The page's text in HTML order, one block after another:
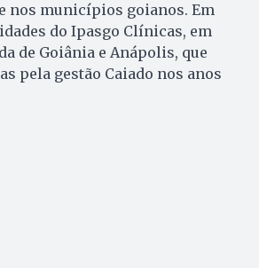
nos municípios goianos. Em
do Ipasgo Clínicas, em
de Goiânia e Anápolis, que
pela gestão Caiado nos anos